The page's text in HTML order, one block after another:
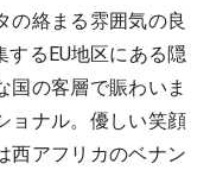
の絡まる雰囲気の良
るEU地区にある隠
国の客層で賑わいま
ョナル。優しい笑顔
西アフリカのベナン